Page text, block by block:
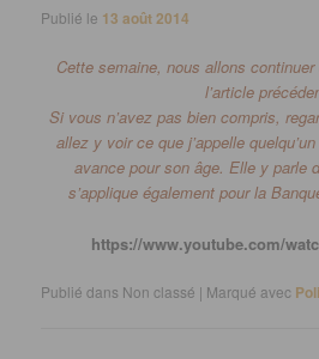
Publié le 13 août 2014
Cette semaine, nous allons
l’article
Si vous n’avez pas bien compris,
allez y voir ce que j’appelle
avance pour son âge. Elle y parle
s’applique également pour la
https://www.youtube.com/
Publié dans Non classé | Marqué avec